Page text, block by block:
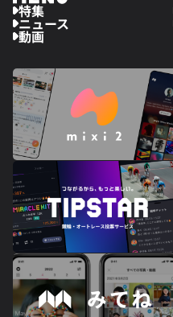
特集
ニュース
動画